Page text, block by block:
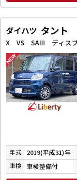
ダイハツ タント
年式 2019(平成31)年
車検 車検整備付